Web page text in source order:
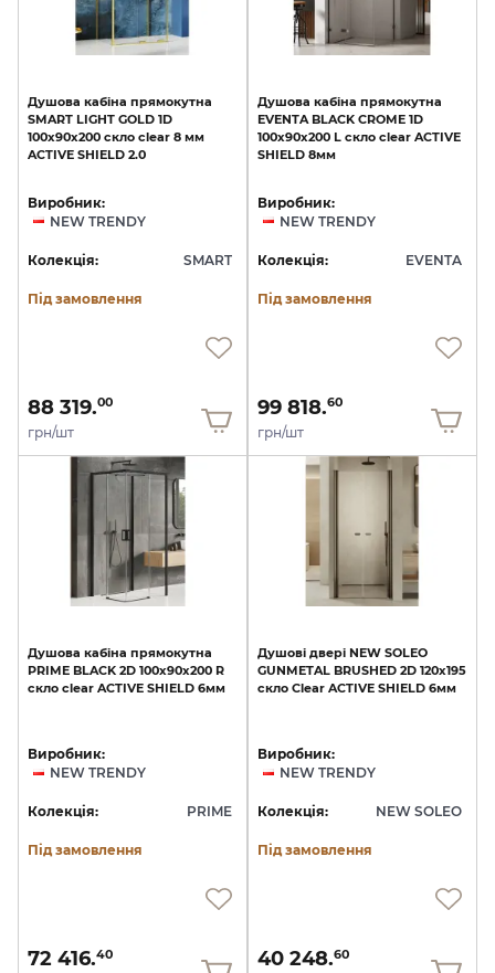
Душова кабіна прямокутна
SMART LIGHT GOLD 1D
100x90x200 скло clear 8 мм
ACTIVE SHIELD 2.0
Виробник:
NEW TRENDY
Колекція: SMART
Під замовлення
88 319.00
грн/шт
Душова кабіна прямокутна
EVENTA BLACK CROME 1D
100x90x200 L скло clear ACTIVE
SHIELD 8мм
Виробник:
NEW TRENDY
Колекція: EVENTA
Під замовлення
99 818.60
грн/шт
Душова кабіна прямокутна
PRIME BLACK 2D 100x90x200 R
скло clear ACTIVE SHIELD 6мм
Виробник:
NEW TRENDY
Колекція: PRIME
Під замовлення
72 416.40
Душові двері NEW SOLEO
GUNMETAL BRUSHED 2D 120x195
скло Clear ACTIVE SHIELD 6мм
Виробник:
NEW TRENDY
Колекція: NEW SOLEO
Під замовлення
40 248.60